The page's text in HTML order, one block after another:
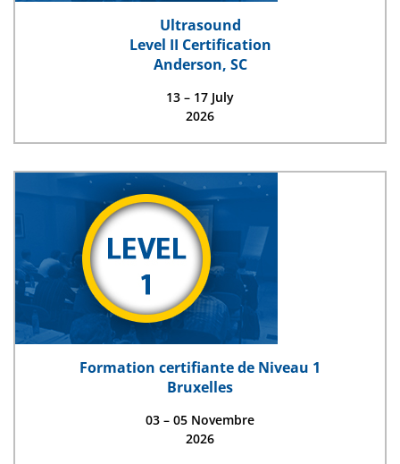
Ultrasound
Level II Certification
Anderson, SC
13 – 17 July
2026
Formation certifiante de Niveau 1
Bruxelles
03 – 05 Novembre
2026